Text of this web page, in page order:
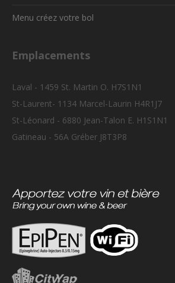
Menu créez votre bol
Emplacements
Laval - 1459 St. Martin O. H7S1N1
St-Laurent- 1134 Marcel-Laurin H4R1J7
St-Léonard - 6880 Jean-Talon E. H1S1N1
Gatineau - 56A Gréber J8T3P8